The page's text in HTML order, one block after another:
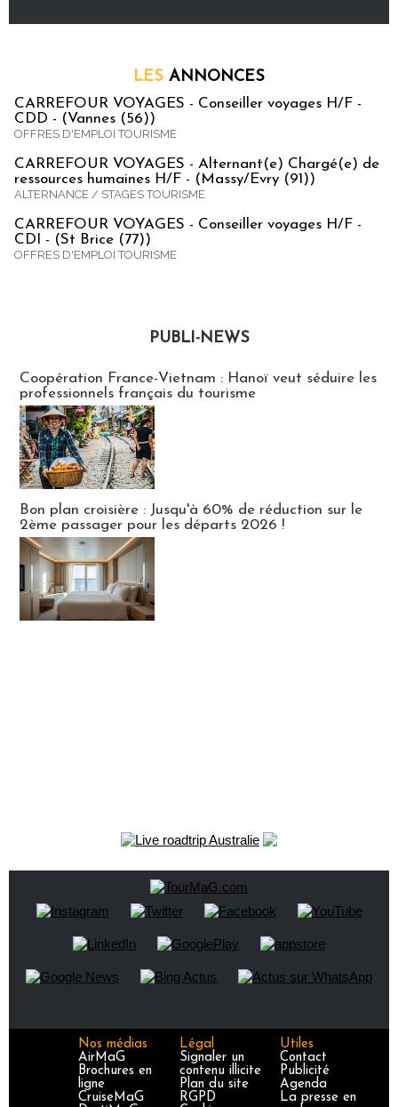
LES ANNONCES
CARREFOUR VOYAGES - Conseiller voyages H/F -
CDD - (Vannes (56))
OFFRES D'EMPLOI TOURISME
CARREFOUR VOYAGES - Alternant(e) Chargé(e) de
ressources humaines H/F - (Massy/Evry (91))
ALTERNANCE / STAGES TOURISME
CARREFOUR VOYAGES - Conseiller voyages H/F -
CDI - (St Brice (77))
OFFRES D'EMPLOI TOURISME
PUBLI-NEWS
Coopération France-Vietnam : Hanoï veut séduire les
professionnels français du tourisme
Bon plan croisière : Jusqu'à 60% de réduction sur le
2ème passager pour les départs 2026 !
Nos médias
AirMaG
Brochures en
ligne
CruiseMaG
Légal
Signaler un
contenu illicite
Plan du site
RGPD
Utiles
Contact
Publicité
Agenda
La presse en